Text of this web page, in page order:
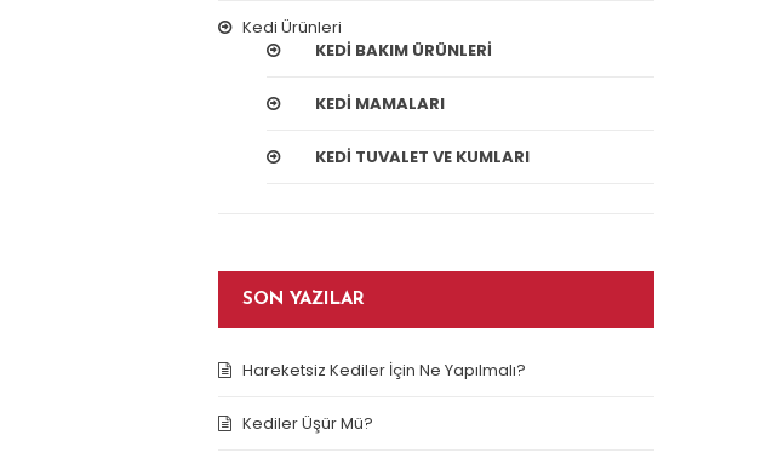
Kedi Ürünleri
KEDI BAKIM ÜRÜNLERI
KEDI MAMALARI
KEDI TUVALET VE KUMLARI
SON YAZILAR
Hareketsiz Kediler İçin Ne Yapılmalı?
Kediler Üşür Mü?